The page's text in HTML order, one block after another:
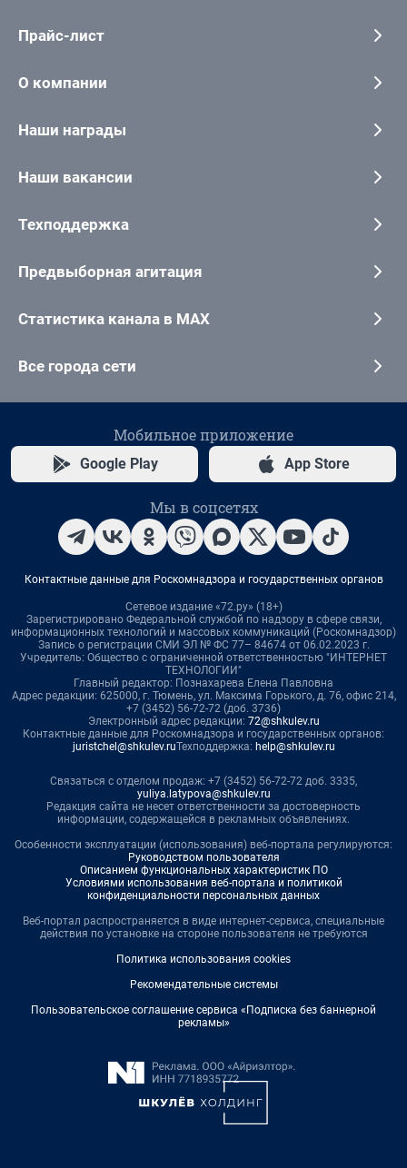
Прайс-лист
О компании
Наши награды
Наши вакансии
Техподдержка
Предвыборная агитация
Статистика канала в MAX
Все города сети
Мобильное приложение
Google Play App Store
Мы в соцсетях
Контактные данные для Роскомнадзора и государственных органов
Сетевое издание «72.ру» (18+)
Зарегистрировано Федеральной службой по надзору в сфере связи,
информационных технологий и массовых коммуникаций (Роскомнадзор)
Запись о регистрации СМИ ЭЛ № ФС 77– 84674 от 06.02.2023 г.
Учредитель: Общество с ограниченной ответственностью "ИНТЕРНЕТ
ТЕХНОЛОГИИ"
Главный редактор: Познахарева Елена Павловна
Адрес редакции: 625000, г. Тюмень, ул. Максима Горького, д. 76, офис 214,
+7 (3452) 56-72-72 (доб. 3736)
Электронный адрес редакции: 72@shkulev.ru
Контактные данные для Роскомнадзора и государственных органов:
juristchel@shkulev.ruТехподдержка: help@shkulev.ru
Связаться с отделом продаж: +7 (3452) 56-72-72 доб. 3335,
yuliya.latypova@shkulev.ru
Редакция сайта не несет ответственности за достоверность
информации, содержащейся в рекламных объявлениях.
Особенности эксплуатации (использования) веб-портала регулируются:
Руководством пользователя
Описанием функциональных характеристик ПО
Условиями использования веб-портала и политикой
конфиденциальности персональных данных
Веб-портал распространяется в виде интернет-сервиса, специальные
действия по установке на стороне пользователя не требуются
Политика использования cookies
Рекомендательные системы
Пользовательское соглашение сервиса «Подписка без баннерной
рекламы»